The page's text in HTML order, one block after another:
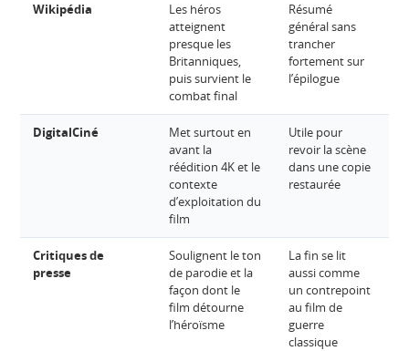
Wikipédia
Les héros
atteignent
presque les
Britanniques,
puis survient le
combat final
Résumé
général sans
trancher
fortement sur
l’épilogue
DigitalCiné
Met surtout en
avant la
réédition 4K et le
contexte
d’exploitation du
film
Utile pour
revoir la scène
dans une copie
restaurée
Critiques de
presse
Soulignent le ton
de parodie et la
façon dont le
film détourne
l’héroïsme
La fin se lit
aussi comme
un contrepoint
au film de
guerre
classique